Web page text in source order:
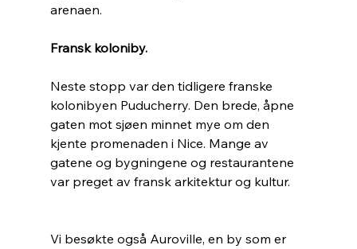
arenaen.
Fransk koloniby.
Neste stopp var den tidligere franske
kolonibyen Puducherry. Den brede, åpne
gaten mot sjøen minnet mye om den
kjente promenaden i Nice. Mange av
gatene og bygningene og restaurantene
var preget av fransk arkitektur og kultur.
Vi besøkte også Auroville, en by som er